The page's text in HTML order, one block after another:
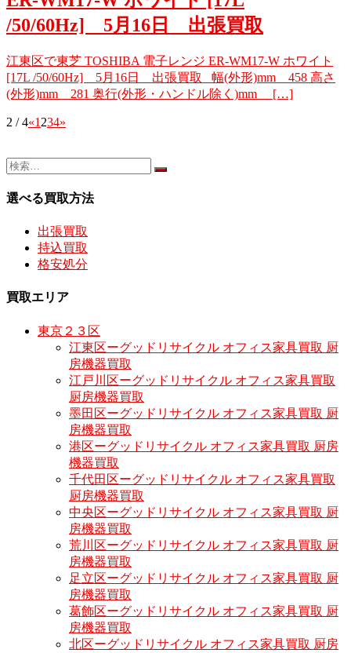
/50/60Hz] 5月16日 出張買取
江東区で東芝 TOSHIBA 電子レンジ ER-WM17-W ホワイト
[17L /50/60Hz] 5月16日 出張買取 幅(外形)mm 458 高さ
(外形)mm 281 奥行(外形・ハンドル除く)mm […]
2 / 4«1 234»
選べる買取方法
出張買取
持込買取
格安処分
買取エリア
東京２３区
江東区ーグッドリサイクル オフィス家具買取 厨
房機器買取
江戸川区ーグッドリサイクル オフィス家具買取
厨房機器買取
墨田区ーグッドリサイクル オフィス家具買取 厨
房機器買取
港区ーグッドリサイクル オフィス家具買取 厨房
機器買取
千代田区ーグッドリサイクル オフィス家具買取
厨房機器買取
中央区ーグッドリサイクル オフィス家具買取 厨
房機器買取
荒川区ーグッドリサイクル オフィス家具買取 厨
房機器買取
足立区ーグッドリサイクル オフィス家具買取 厨
房機器買取
葛飾区ーグッドリサイクル オフィス家具買取 厨
房機器買取
北区ーグッドリサイクル オフィス家具買取 厨房